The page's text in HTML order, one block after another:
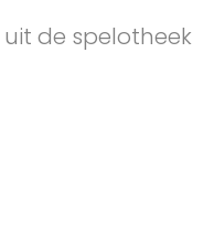
de spelotheek